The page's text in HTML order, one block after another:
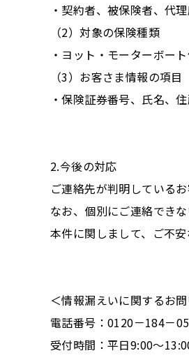
・契約者、被保険者、代
（2）対象の保険種類
・ヨット・モーターボー
（3）お客さま情報の項目
・保険証券番号、氏名、
2.今後の対応
ご連絡先が判明している
なお、個別にご連絡でき
本件に関しまして、ご不
＜情報漏えいに関するお
電話番号：0120－184－
受付時間：平日9:00～